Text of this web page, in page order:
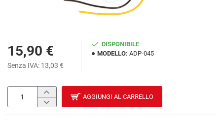
15,90 €
Senza IVA: 13,03 €
DISPONIBILE
MODELLO: ADP-045
AGGIUNGI AL CARRELLO